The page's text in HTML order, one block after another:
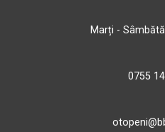
Marți -
0755